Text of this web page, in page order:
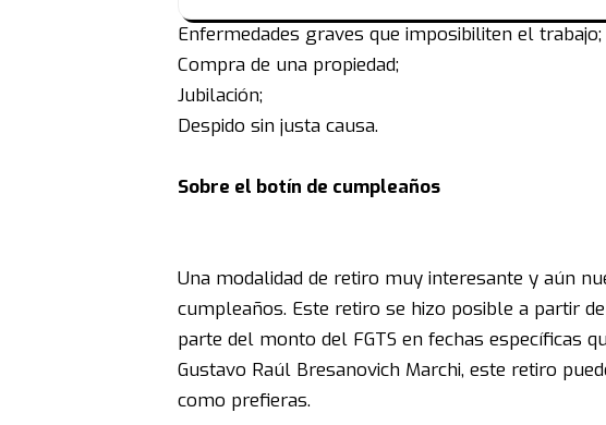
Enfermedades graves que imposibiliten el trabajo;
Compra de una propiedad;
Jubilación;
Despido sin justa causa.
Sobre el botín de cumpleaños
Una modalidad de retiro muy interesante y aún
cumpleaños. Este retiro se hizo posible a partir
parte del monto del FGTS en fechas específicas
Gustavo Raúl Bresanovich Marchi, este retiro
como prefieras.